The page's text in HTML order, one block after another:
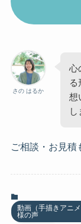
さの はるか
心
る
想
し
ご相談・お見積
動画（手描きアニ
様の声